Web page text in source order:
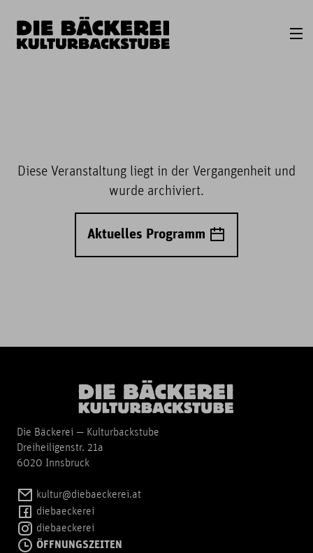
Diese Veranstaltung liegt in der Vergangenheit und
wurde archiviert.
Aktuelles Programm
Die Bäckerei — Kulturbackstube
Dreiheiligenstr. 21a
6020 Innsbruck
kultur@diebaeckerei.at
diebaeckerei
diebaeckerei
ÖFFNUNGSZEITEN